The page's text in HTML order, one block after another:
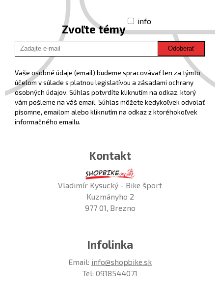
Zvoľte témy
info
Odoberať
Vaše osobné údaje (email) budeme spracovávať len za týmto
účelom v súlade s platnou legislatívou a zásadami ochrany
osobných údajov. Súhlas potvrdíte kliknutím na odkaz, ktorý
vám pošleme na váš email. Súhlas môžete kedykoľvek odvolať
písomne, emailom alebo kliknutím na odkaz z ktoréhokoľvek
informačného emailu.
Kontakt
Vladimír Kysucký - Bike šport
Kuzmányho 2
977 01, Brezno
Infolinka
Email: info@shopbike.sk
Tel: 0918544071